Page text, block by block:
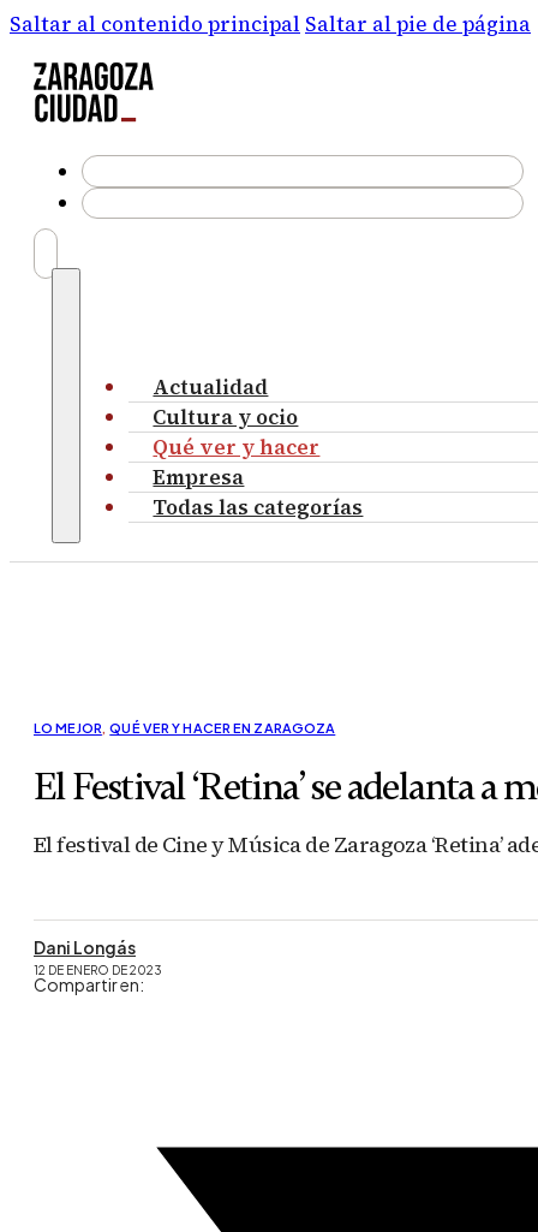
Saltar al contenido principal Saltar al pie de página
Actualidad
Cultura y ocio
Qué ver y hacer
Empresa
Todas las categorías
LO MEJOR, QUÉ VER Y HACER EN ZARAGOZA
El Festival ‘Retina’ se adelanta a
El festival de Cine y Música de Zaragoza ‘Retina’
Dani Longás
12 DE ENERO DE 2023
Compartir en: